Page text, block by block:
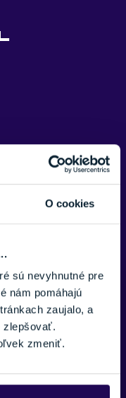
O cookies
sú nevyhnutné pre
nám pomáhajú
zaujalo, a
zlepšovať.
zmeniť.
Sme tu